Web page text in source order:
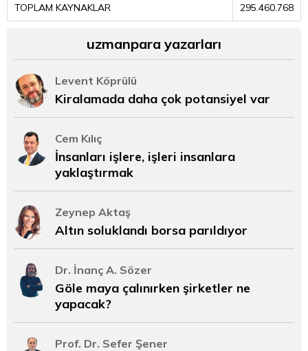
TOPLAM KAYNAKLAR 295.460.768
uzmanpara yazarları
Levent Köprülü
Kiralamada daha çok potansiyel var
Cem Kılıç
İnsanları işlere, işleri insanlara
yaklaştırmak
Zeynep Aktaş
Altın soluklandı borsa parıldıyor
Dr. İnanç A. Sözer
Göle maya çalınırken şirketler ne
yapacak?
Prof. Dr. Sefer Şener